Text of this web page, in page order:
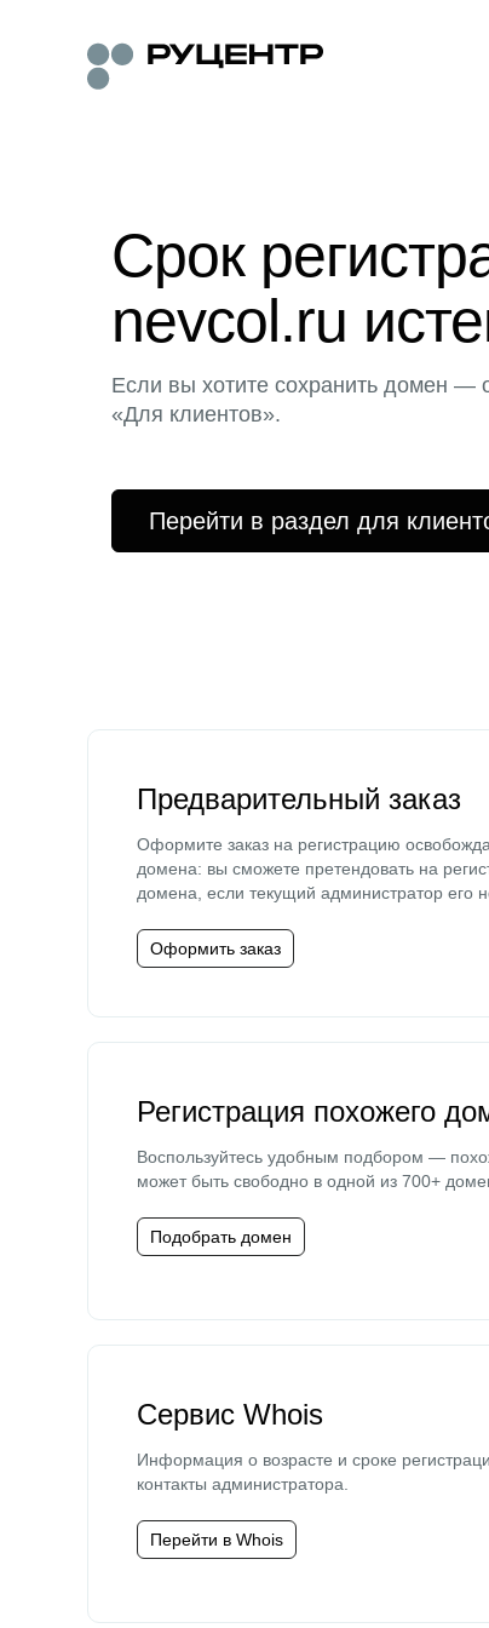
Срок
nevcol.ru
Если вы хотите сохранить домен —
«Для клиентов».
Перейти в раздел для
Предварительный заказ
Оформите заказ на регистрацию
домена: вы сможете претендовать на
домена, если текущий администратор его
Оформить заказ
Регистрация похожего
Воспользуйтесь удобным подбором —
может быть свободно в одной из 700+
Подобрать домен
Сервис Whois
Информация о возрасте и сроке
контакты администратора.
Перейти в Whois